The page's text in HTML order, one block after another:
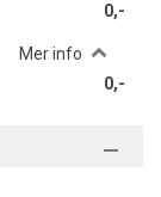
0,-
Mer info
0,-